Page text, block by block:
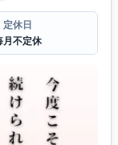
定休日
月不定休